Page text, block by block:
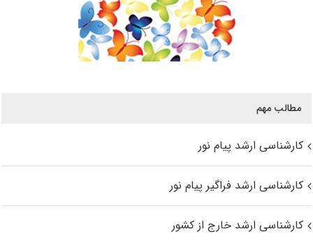
مطالب مهم
کارشناسی ارشد پیام نور
کارشناسی ارشد فراگیر پیام نور
کارشناسی ارشد خارج از کشور